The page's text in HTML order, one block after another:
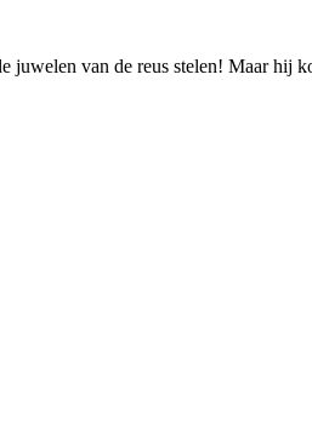
van de reus stelen! Maar hij